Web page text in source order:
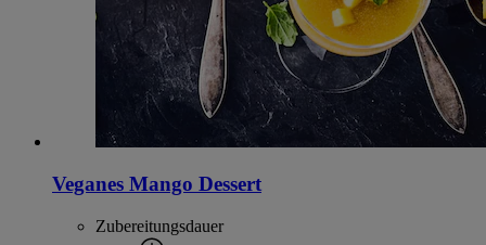
Veganes Mango Dessert
Zubereitungsdauer